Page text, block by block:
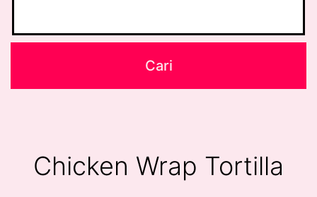
Chicken Wrap Tortilla